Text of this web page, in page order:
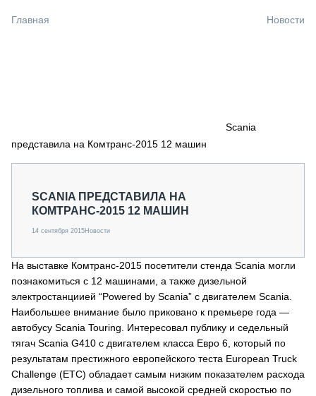
СПЕЦПРОЕКТЫ
О ПРОЕКТЕ
Главная Новости
Scania
представила на Комтранс-2015 12 машин
SCANIA ПРЕДСТАВИЛА НА
КОМТРАНС-2015 12 МАШИН
14 сентября 2015Новости
На выставке Комтранс-2015 посетители стенда Scania могли
познакомиться с 12 машинами, а также дизельной
электростанциией “Powered by Scania” с двигателем Scania.
Наибольшее внимание было приковано к премьере года —
автобусу Scania Touring. Интересовал публику и седельный
тягач Scania G410 с двигателем класса Евро 6, который по
результатам престижного европейского теста European Truck
Challenge (ETC) обладает самым низким показателем расхода
дизельного топлива и самой высокой средней скоростью по